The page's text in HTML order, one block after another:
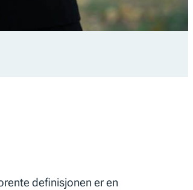
definisjonen er en